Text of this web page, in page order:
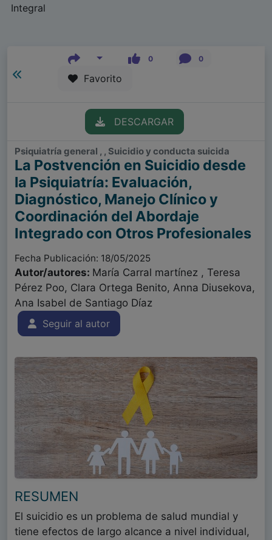
Integral
0 0
Favorito
DESCARGAR
Psiquiatría general , , Suicidio y conducta suicida
La Postvención en Suicidio desde
la Psiquiatría: Evaluación,
Diagnóstico, Manejo Clínico y
Coordinación del Abordaje
Integrado con Otros Profesionales
Fecha Publicación: 18/05/2025
Autor/autores: María Carral martínez , Teresa
Pérez Poo, Clara Ortega Benito, Anna Diusekova,
Ana Isabel de Santiago Díaz
Seguir al autor
RESUMEN
El suicidio es un problema de salud mundial y
tiene efectos de largo alcance a nivel individual,